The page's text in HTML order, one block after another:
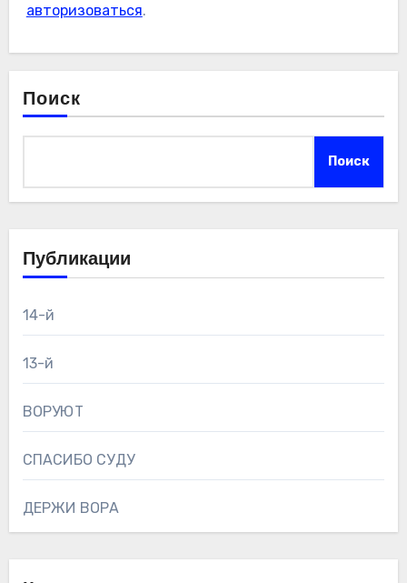
авторизоваться.
Поиск
Поиск
Публикации
14-й
13-й
ВОРУЮТ
СПАСИБО СУДУ
ДЕРЖИ ВОРА